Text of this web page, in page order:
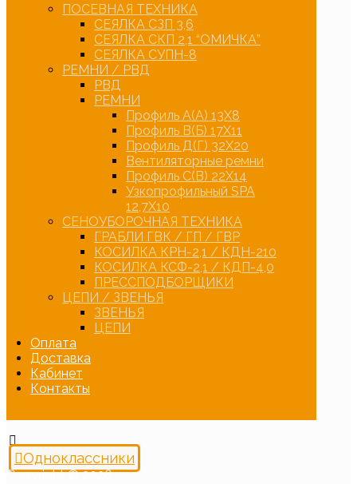
ПОСЕВНАЯ ТЕХНИКА
СЕЯЛКА СЗП 3,6
СЕЯЛКА СКП 2,1 “ОМИЧКА”
СЕЯЛКА СУПН-8
РЕМНИ / РВД
РВД
РЕМНИ
Профиль А(А) 13Х8
Профиль В(Б) 17Х11
Профиль Д(Г) 32Х20
Вентиляторные ремни
Профиль С(В) 22Х14
Узкопрофильный SPA
12,7Х10
СЕНОУБОРОЧНАЯ ТЕХНИКА
ГРАБЛИ ГВК / ГП / ГВР
КОСИЛКА КРН-2,1 / КДН-210
КОСИЛКА КСФ-2,1 / КДП-4,0
ПРЕССПОДБОРЩИКИ
ЦЕПИ / ЗВЕНЬЯ
ЗВЕНЬЯ
ЦЕПИ
Оплата
Доставка
Кабинет
Контакты
Одноклассники
Copyright © 2026